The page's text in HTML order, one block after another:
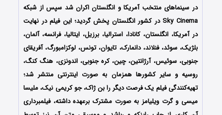
در سینماهای منتخب آمریکا و انگلستان اکران شد سپس از شبکه
Sky Cinema در کشور انگلستان پخش گردید؛ این فیلم در نهایت
در آمریکا، انگلستان، کانادا، استرالیا، برزیل، ایتالیا، فرانسه، آلمان،
بلژیک، سوئد، فنلاند، دانمارک، تایوان، تونس، لوکزامبورگ، آفریقای
جنوبی، سوئیس، آرژانتین، چین، کره جنوبی، اندونزی، هنگ کنگ،
روسیه و سایر کشورها همزمان به صورت اینترنتی منتشر شد؛
تهیه‌کنندگی فیلم یک فرصت دیگر را بن ژاک، جو کریمی نیک، ملیسا
میسی و گرت ویلیامز به صورت مشترک برعهده داشته، فیلمبرداری